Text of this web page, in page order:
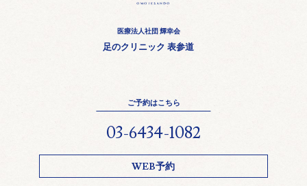
医療法人社団 輝幸会
足のクリニック 表参道
ご予約はこちら
03-6434-1082
WEB予約